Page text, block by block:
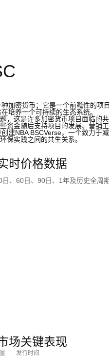
加密货币；它是一个前瞻性的
培养一个可持续的生态系统。
，这是许多加密货币项目面临的
资金随后支持项目的发展、营销
建NBA BSCVerse，一个致力
保实践之间的共生关系。
时价格数据
、60日、90日、1年及历史全周
场关键表现
发行时间